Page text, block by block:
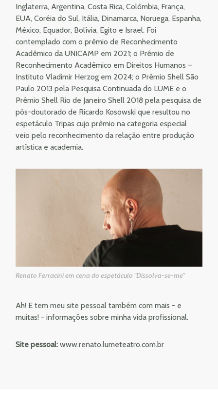
Inglaterra, Argentina, Costa Rica, Colômbia, França,
EUA, Coréia do Sul, Itália, Dinamarca, Noruega, Espanha,
México, Equador, Bolívia, Egito e Israel. Foi
contemplado com o prêmio de Reconhecimento
Acadêmico da UNICAMP em 2021; o Prêmio de
Reconhecimento Acadêmico em Direitos Humanos –
Instituto Vladimir Herzog em 2024; o Prêmio Shell São
Paulo 2013 pela Pesquisa Continuada do LUME e o
Prêmio Shell Rio de Janeiro Shell 2018 pela pesquisa de
pós-doutorado de Ricardo Kosowski que resultou no
espetáculo Tripas cujo prêmio na categoria especial
veio pelo reconhecimento da relação entre produção
artística e academia.
Renato Ferracini em cena do espetáculo "Dissolva-se-me"
Ah! E tem meu site pessoal também com mais - e
muitas! - informações sobre minha vida profissional.
Site pessoal: www.renato.lumeteatro.com.br